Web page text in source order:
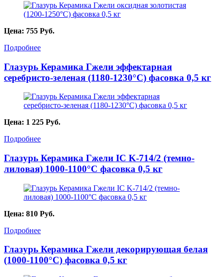
Цена: 755 Руб.
Подробнее
Глазурь Керамика Гжели эффектарная
серебристо-зеленая (1180-1230°С) фасовка 0,5 кг
Цена: 1 225 Руб.
Подробнее
Глазурь Керамика Гжели IC K-714/2 (темно-
лиловая) 1000-1100°С фасовка 0,5 кг
Цена: 810 Руб.
Подробнее
Глазурь Керамика Гжели декорирующая белая
(1000-1100°С) фасовка 0,5 кг